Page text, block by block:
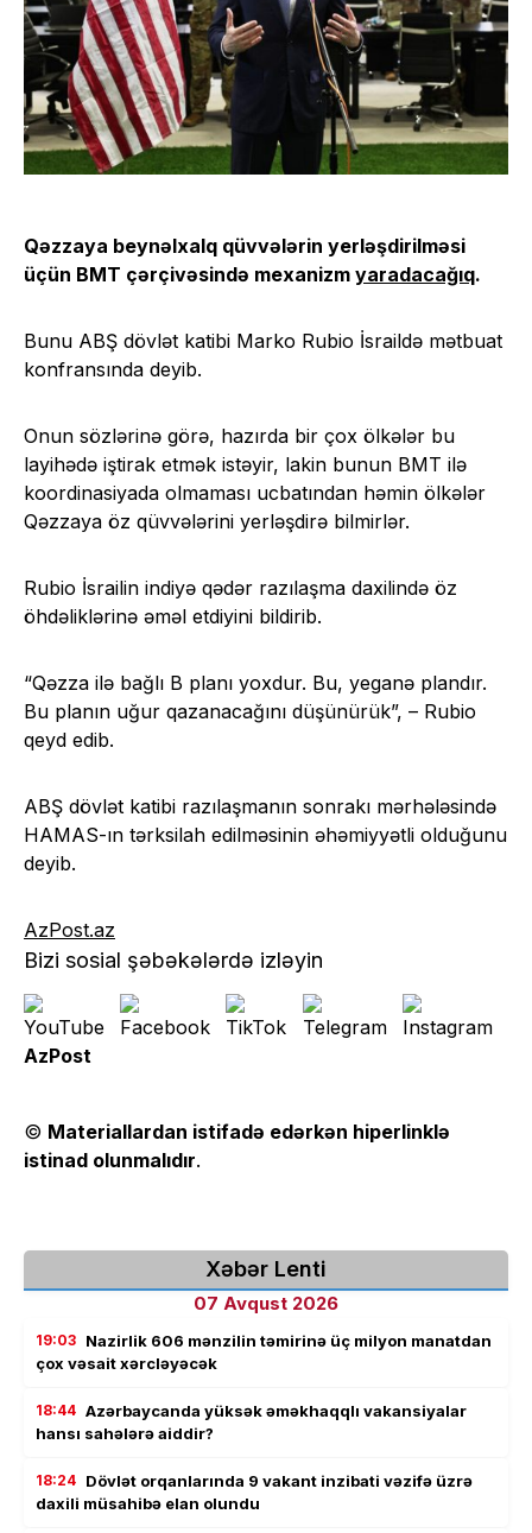
Qəzzaya beynəlxalq qüvvələrin yerləşdirilməsi
üçün BMT çərçivəsində mexanizm yaradacağıq.
Bunu ABŞ dövlət katibi Marko Rubio İsraildə mətbuat
konfransında deyib.
Onun sözlərinə görə, hazırda bir çox ölkələr bu
layihədə iştirak etmək istəyir, lakin bunun BMT ilə
koordinasiyada olmaması ucbatından həmin ölkələr
Qəzzaya öz qüvvələrini yerləşdirə bilmirlər.
Rubio İsrailin indiyə qədər razılaşma daxilində öz
öhdəliklərinə əməl etdiyini bildirib.
“Qəzza ilə bağlı B planı yoxdur. Bu, yeganə plandır.
Bu planın uğur qazanacağını düşünürük”, – Rubio
qeyd edib.
ABŞ dövlət katibi razılaşmanın sonrakı mərhələsində
HAMAS-ın tərksilah edilməsinin əhəmiyyətli olduğunu
deyib.
AzPost.az
Bizi sosial şəbəkələrdə izləyin
AzPost
© Materiallardan istifadə edərkən hiperlinklə
istinad olunmalıdır.
Xəbər Lenti
07 Avqust 2026
19:03 Nazirlik 606 mənzilin təmirinə üç milyon manatdan
çox vəsait xərcləyəcək
18:44 Azərbaycanda yüksək əməkhaqqlı vakansiyalar
hansı sahələrə aiddir?
18:24 Dövlət orqanlarında 9 vakant inzibati vəzifə üzrə
daxili müsahibə elan olundu